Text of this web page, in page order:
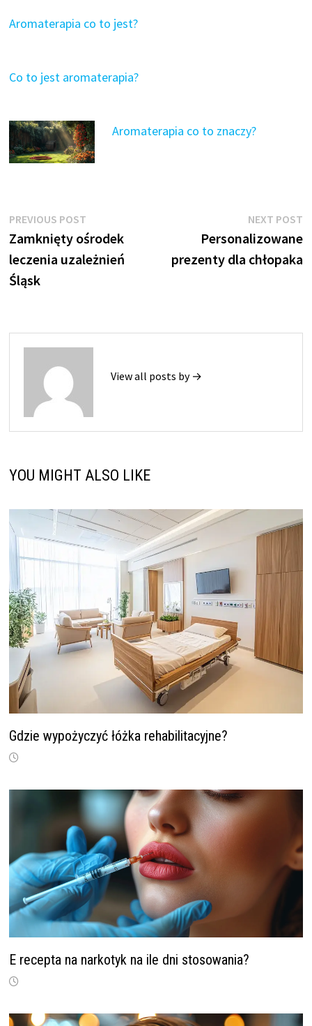
Aromaterapia co to jest?
Co to jest aromaterapia?
Aromaterapia co to znaczy?
Nawigacja
wpisu
PREVIOUS POSTPrevious
post:
Zamknięty ośrodek
leczenia uzależnień
Śląsk
NEXT POST
Personalizowane
prezenty dla chłopaka
View all posts by →
YOU MIGHT ALSO LIKE
Gdzie wypożyczyć łóżka rehabilitacyjne?
E recepta na narkotyk na ile dni stosowania?